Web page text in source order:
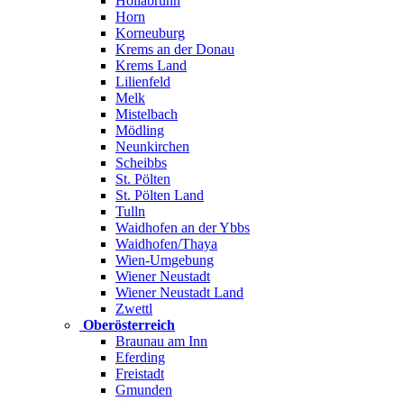
Horn
Korneuburg
Krems an der Donau
Krems Land
Lilienfeld
Melk
Mistelbach
Mödling
Neunkirchen
Scheibbs
St. Pölten
St. Pölten Land
Tulln
Waidhofen an der Ybbs
Waidhofen/Thaya
Wien-Umgebung
Wiener Neustadt
Wiener Neustadt Land
Zwettl
Oberösterreich
Braunau am Inn
Eferding
Freistadt
Gmunden